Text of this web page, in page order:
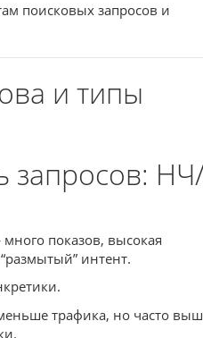
поисковых запросов и
и типы
запросов:
показов, высокая
интент.
трафика, но часто